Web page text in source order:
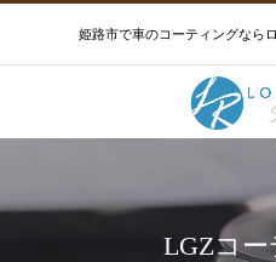
姫路市で車のコーティングなら
LGZコ